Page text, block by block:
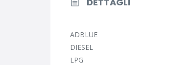
ADBLUE
DIESEL
LPG